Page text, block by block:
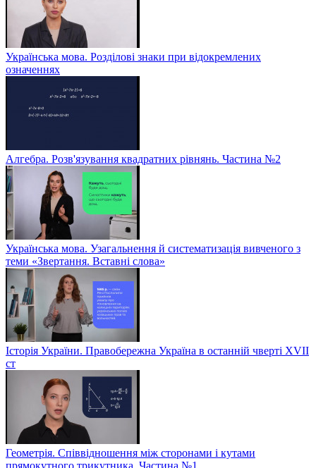
Українська мова. Розділові знаки при відокремлених
означеннях
Алгебра. Розв'язування квадратних рівнянь. Частина №2
Українська мова. Узагальнення й систематизація вивченого з
теми «Звертання. Вставні слова»
Історія України. Правобережна Україна в останній чверті XVII
ст
Геометрія. Співвідношення між сторонами і кутами
прямокутного трикутника. Частина №1